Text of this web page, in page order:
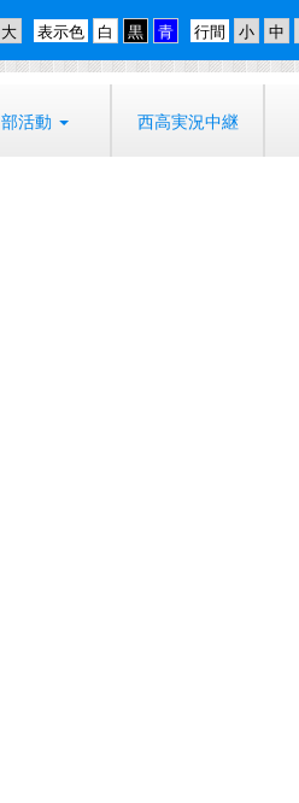
行間
表示色
部活動 西高実況中継